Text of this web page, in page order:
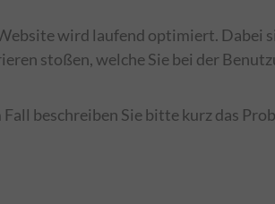
wird laufend optimiert. Dabei
stoßen, welche Sie bei der
Fall beschreiben Sie bitte kurz das